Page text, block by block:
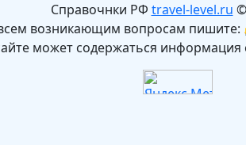
Справочнки РФ travel-level.ru
возникающим вопросам
может содержаться информация